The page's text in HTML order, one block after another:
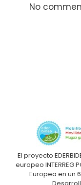
No
El proyecto
europeo INTERREG
Europea en un